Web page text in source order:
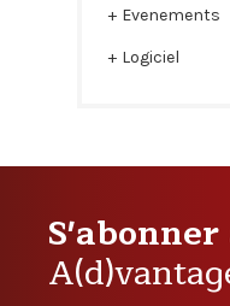
Evenements
Logiciel
S'abonner